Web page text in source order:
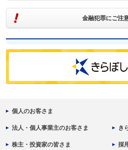
金融犯罪にご注
個人のお客さま
法人・個人事業主のお客さま き
株主・投資家の皆さま 採